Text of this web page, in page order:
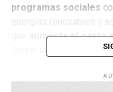
programas sociales
energías renovables y
aumenta el
Según la Oficina de
de dólares hacia 2034.